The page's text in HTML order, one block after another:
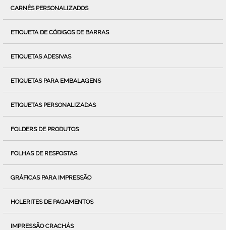
CARNÊS PERSONALIZADOS
ETIQUETA DE CÓDIGOS DE BARRAS
ETIQUETAS ADESIVAS
ETIQUETAS PARA EMBALAGENS
ETIQUETAS PERSONALIZADAS
FOLDERS DE PRODUTOS
FOLHAS DE RESPOSTAS
GRÁFICAS PARA IMPRESSÃO
HOLERITES DE PAGAMENTOS
IMPRESSÃO CRACHÁS